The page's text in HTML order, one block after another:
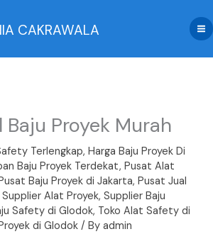
CAKRAWALA
Baju Proyek Murah
Terlengkap,Harga Baju Proyek Di
Baju Proyek Terdekat,Pusat Alat
Baju Proyek di Jakarta,Pusat Jual
Supplier Alat Proyek,Supplier Baju
Safety di Glodok, Toko Alat Safety di
di Glodok / Byadmin